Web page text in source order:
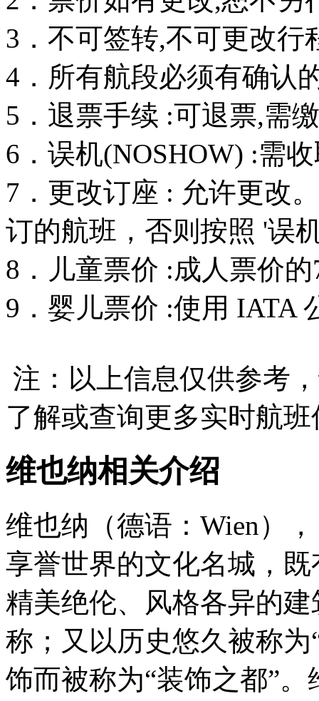
3．不可签转,不可更改行
4．所有航段必须有确认
5．退票手续 :可退票,需
6．误机(NOSHOW) :需
7．更改订座 : 允许更改
订的航班，否则按照 '误
8．儿童票价 :成人票价的
9．婴儿票价 :使用 IATA
注：以上信息仅供参考
了解或查询更多实时航
维也纳相关介绍
维也纳（德语：Wien）
享誉世界的文化名城，
精美绝伦、风格各异的
称；又以历史悠久被称
饰而被称为“装饰之都”